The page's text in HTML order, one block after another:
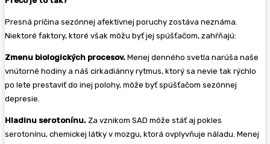
Presná príčina sezónnej afektívnej poruchy zostáva neznáma.
Niektoré faktory, ktoré však môžu byť jej spúšťačom, zahŕňajú:
Zmenu biologických procesov. Menej denného svetla narúša naše
vnútorné hodiny a náš cirkadiánny rytmus, ktorý sa nevie tak rýchlo
po lete prestaviť do inej polohy, môže byť spúšťačom sezónnej
depresie.
Hladinu serotonínu. Za vznikom SAD môže stáť aj pokles
serotonínu, chemickej látky v mozgu, ktorá ovplyvňuje náladu. Menej